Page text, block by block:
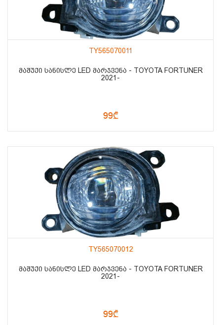
TY565070011
ᲛᲐᲨᲣᲥᲘ ᲡᲐᲜᲘᲡᲚᲔ LED ᲛᲐᲠᲯᲕᲔᲜᲐ - TOYOTA FORTUNER
2021-
99₾
TY565070012
ᲛᲐᲨᲣᲥᲘ ᲡᲐᲜᲘᲡᲚᲔ LED ᲛᲐᲠᲯᲕᲔᲜᲐ - TOYOTA FORTUNER
2021-
99₾